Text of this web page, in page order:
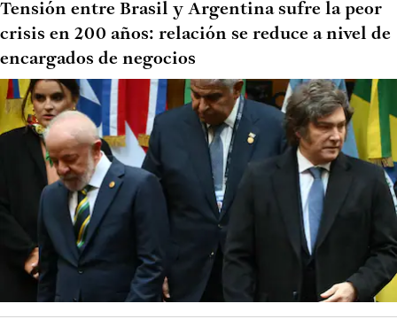
Tensión entre Brasil y Argentina sufre la peor
crisis en 200 años: relación se reduce a nivel de
encargados de negocios